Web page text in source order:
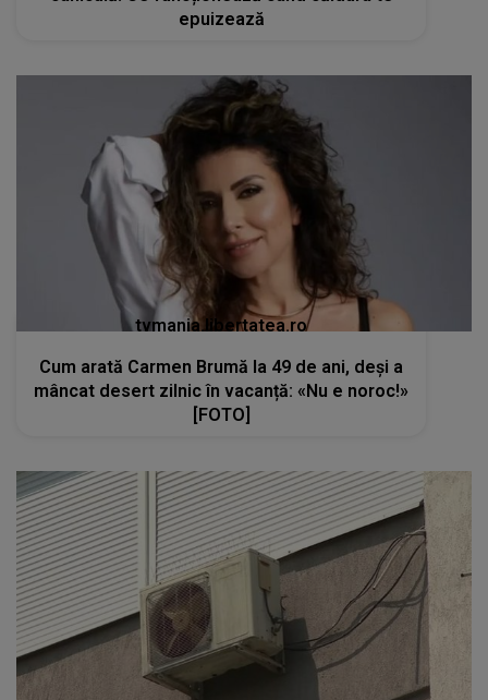
epuizează
tvmania.libertatea.ro
Cum arată Carmen Brumă la 49 de ani, deși a
mâncat desert zilnic în vacanță: «Nu e noroc!»
[FOTO]